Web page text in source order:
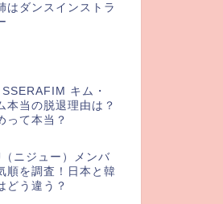
はダンスインストラ
キム・
本当の脱退理由は？
って本当？
ニジュー）メンバ
順を調査！日本と韓
どう違う？